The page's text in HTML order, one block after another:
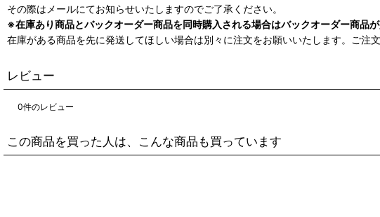
その際はメールにてお知らせいたしますのでご了承ください。
※在庫あり商品とバックオーダー商品を同時購入される場合はバックオーダー商品
在庫がある商品を先に発送してほしい場合は別々に注文をお願いいたします。ご注
レビュー
0件のレビュー
この商品を買った人は、こんな商品も買っています